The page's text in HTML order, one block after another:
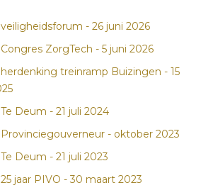
veiligheidsforum - 26 juni 2026
ZorgTech - 5 juni 2026
herdenking treinramp Buizingen - 15
Deum - 21 juli 2024
Provinciegouverneur - oktober 2023
Deum - 21 juli 2023
jaar PIVO - 30 maart 2023